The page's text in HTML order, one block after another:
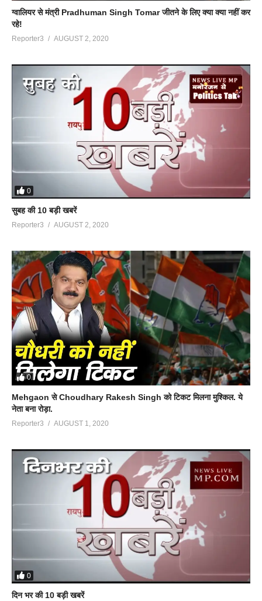
ग्वालियर से मंत्री Pradhuman Singh Tomar जीतने के लिए क्या क्या नहीं कर
रहे!
Reporter3 AUGUST 2, 2020
0
सुबह की 10 बड़ी खबरें
Reporter3 AUGUST 2, 2020
0
Mehgaon से Choudhary Rakesh Singh को टिकट मिलना मुश्किल. ये
नेता बना रोड़ा.
Reporter3 AUGUST 1, 2020
0
दिन भर की 10 बड़ी खबरें